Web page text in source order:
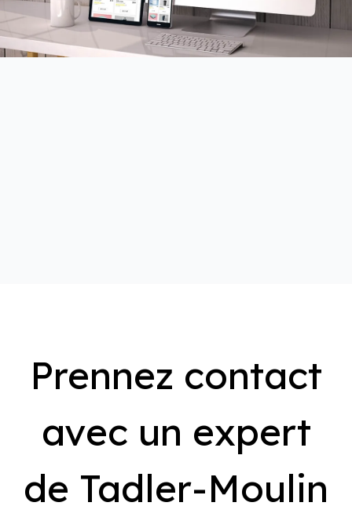
Prennez contact
avec un expert
de Tadler-Moulin